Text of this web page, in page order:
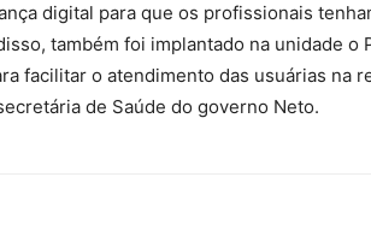
digital para que os profissionais
também foi implantado na unidade o
facilitar o atendimento das usuárias na
de Saúde do governo Neto.